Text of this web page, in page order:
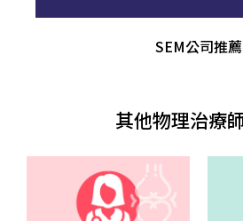
SEM公司推薦
其他物理治療